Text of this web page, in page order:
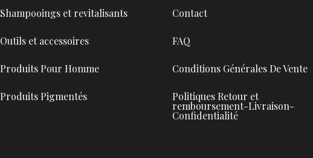
Shampooings et revitalisants
Outils et accessoires
Produits Pour Homme
Produits Pigmentés
Contact
FAQ
Conditions Générales De Vente
Politiques Retour et
remboursement-Livraison-
Confidentialité